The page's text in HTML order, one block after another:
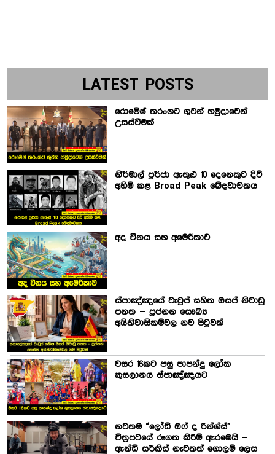
LATEST POSTS
රොමේෂ් තරංගට ගුවන් හමුදාවෙන්
උසස්වීමක්
නිර්මාල් පුර්ජා ඇතුළු 10 දෙනෙකුට දිවි
අහිමි කළ Broad Peak ඛේදවාචකය
අද චීනය සහ අමෙරිකාව
ස්පාඤ්ඤයේ වැටුප් සහිත ඔසප් නිවාඩු
පනත – ප්‍රජනන සෞඛ්‍ය
අයිතිවාසිකම්වල නව පිටුවක්
වසර 16කට පසු පාපන්දු ලෝක
කුසලානය ස්පාඤ්ඤයට
නවතම “ලෝඩ් ඔෆ් ද රින්ග්ස්”
චිත්‍රපටයේ රූගත කිරීම් ඇරඹෙයි –
ඇන්ඩි සර්කිස් නැවතත් ගොලම් ලෙස